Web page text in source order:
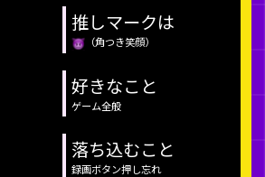
推しマークは
（角つき笑顔）
好きなこと
ゲーム全般
落ち込むこと
録画ボタン押し忘れ